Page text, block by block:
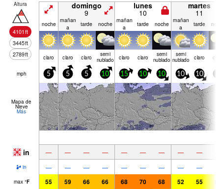
Altura
4101ft
3445ft
2789ft
domingo
9
lunes
10
martes
11
noche mañan
a
tarde noche mañan
a
tarde noche mañan
a
tarde
claro claro claro semi
nublado claro claro semi
nublado
semi
nublado claro
mph 5 5 5 10 15 10 10 10 10
Mapa de
Nieve
Más
in — — — — — — — — —
in — — — — — — — — —
max °F 55 59 66 66 68 70 68 52 55